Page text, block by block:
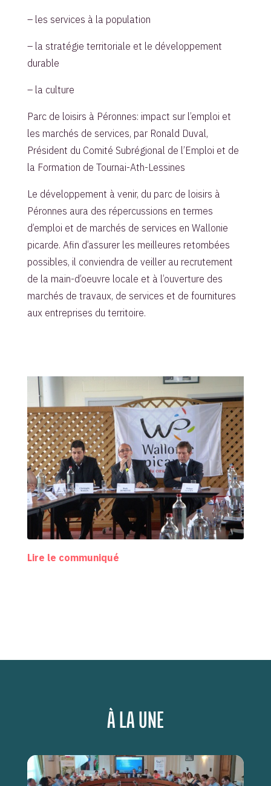
– les services à la population
– la stratégie territoriale et le développement
durable
– la culture
Parc de loisirs à Péronnes: impact sur l’emploi et
les marchés de services, par Ronald Duval,
Président du Comité Subrégional de l’Emploi et de
la Formation de Tournai-Ath-Lessines
Le développement à venir, du parc de loisirs à
Péronnes aura des répercussions en termes
d’emploi et de marchés de services en Wallonie
picarde. Afin d’assurer les meilleures retombées
possibles, il conviendra de veiller au recrutement
de la main-d’oeuvre locale et à l’ouverture des
marchés de travaux, de services et de fournitures
aux entreprises du territoire.
Lire le communiqué
À LA UNE